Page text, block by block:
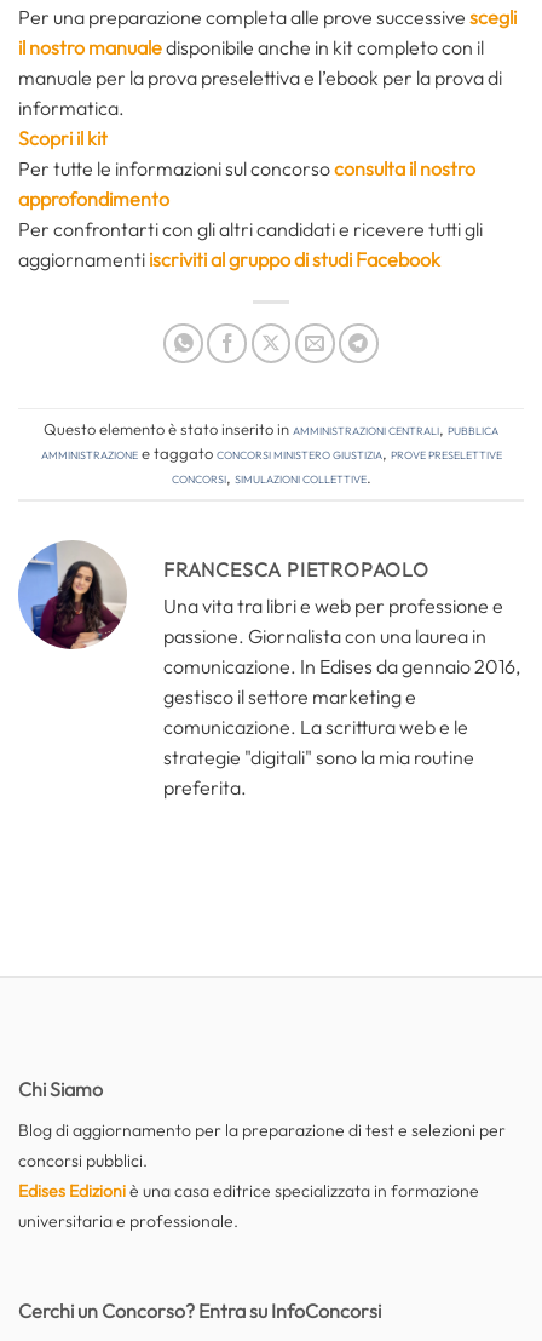
Per una preparazione completa alle prove successive scegli
il nostro manualedisponibile anche in kit completo con il
manuale per la prova preselettiva e l’ebook per la prova di
informatica.
Scopri il kit
Per tutte le informazioni sul concorsoconsulta il nostro
approfondimento
Per confrontarti con gli altri candidati e ricevere tutti gli
aggiornamenti iscriviti al gruppo di studi Facebook
Questo elemento è stato inserito in Amministrazioni Centrali, Pubblica
amministrazionee taggatoconcorsi ministero giustizia, prove preselettive
concorsi, simulazioni collettive.
FRANCESCA PIETROPAOLO
Una vita tra libri e web per professione e
passione. Giornalista con una laurea in
comunicazione. In Edises da gennaio 2016,
gestisco il settore marketing e
comunicazione. La scrittura web e le
strategie "digitali" sono la mia routine
preferita.
Chi Siamo
Blog di aggiornamento per la preparazione di test e selezioni per
concorsi pubblici.
Edises Edizioniè una casa editrice specializzata in formazione
universitaria e professionale.
Cerchi un Concorso? Entra su InfoConcorsi